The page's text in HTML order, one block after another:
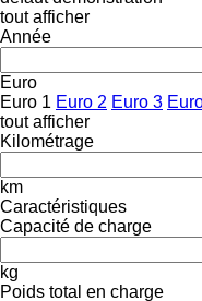
tout afficher
Année
Euro
Euro 1 Euro 2 Euro 3
tout afficher
Kilométrage
km
Caractéristiques
Capacité de charge
kg
Poids total en charge